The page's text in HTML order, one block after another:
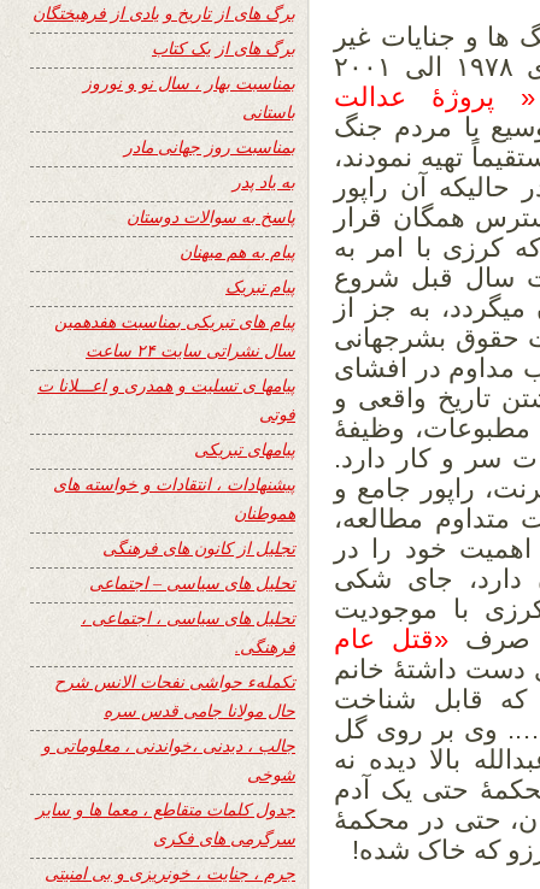
ها و جنایات غیر
انسانی بر مردم افغانستان را از سالهای ۱۹۷۸ الی ۲۰۰۱
« پروژۀ عدالت
با مردم جنگ
تهیه نمودند،
حالیکه آن راپور
همگان قرار
کرزی با امر به
سال قبل شروع
به جز از
حقوق بشرجهانی
مداوم در افشای
تاریخ واقعی و
مطبوعات، وظیفۀ
سر و کار دارد.
راپور جامع و
مطالعه،
اهمیت خود را در
دارد، جای شکی
با موجودیت
صرف«قتل عام
دست داشتۀ خانم
که قابل شناخت
وی بر روی گل
بالا دیده نه
حتی یک آدم
حتی در محکمۀ
که خاک شده!
برگ های از تاریخ و یادی از فرهیختگان
برگ های از یک کتاب
بمناسبت بهار ، سال نو و نوروز
باستانی
بمناسبت روز جهانی مادر
به یاد پدر
پاسخ به سوالات دوستان
پیام به هم میهنان
پیام تبریک
پیام های تبریکی بمناسبت هفدهمین
سال نشراتی سایت ۲۴ ساعت
پیامها ی تسلیت و همدری و اعـــلانا ت
فوتی
پیامهای تبریکی
پیشنهادات ، انتقادات و خواسته های
هموطنان
تجلیل از کانون های فرهنگی
تحلیل های سیاسی – اجتماعی
تحلیل های سیاسی ، اجتماعی ،
فرهنگی.
تکملهء حواشی نفحات الانس شرح
حال مولانا جامی قدس سره
جالب ، دیدنی ،خواندنی ، معلوماتی و
شوخی
جدول کلمات متقاطع ، معما ها و سایر
سرگرمی های فکری
جرم ، جنایت ، خونریزی و بی امنیتی